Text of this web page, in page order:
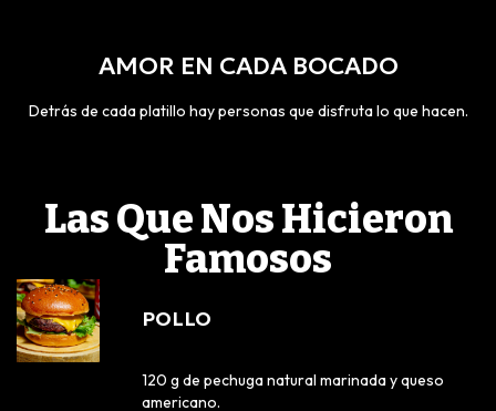
AMOR EN CADA BOCADO
Detrás de cada platillo hay personas que disfruta lo que hacen.
Las Que Nos Hicieron
Famosos
POLLO
120 g de pechuga natural marinada y queso
americano.